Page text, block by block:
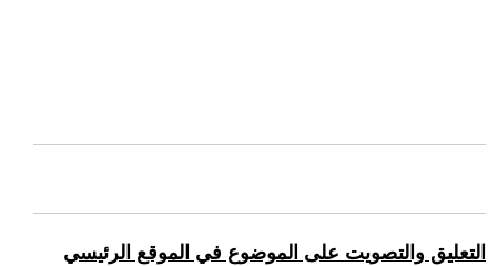
التعليق والتصويت على الموضوع في الموقع الرئيسي